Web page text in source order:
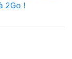
2Go !